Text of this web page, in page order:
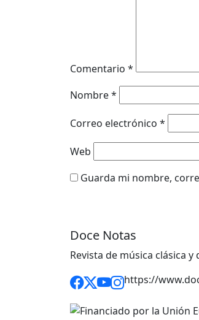
Comentario *
Nombre*
Correo electrónico *
Web
Guarda mi nombre,
Doce Notas
Revista de música clásica y
https://